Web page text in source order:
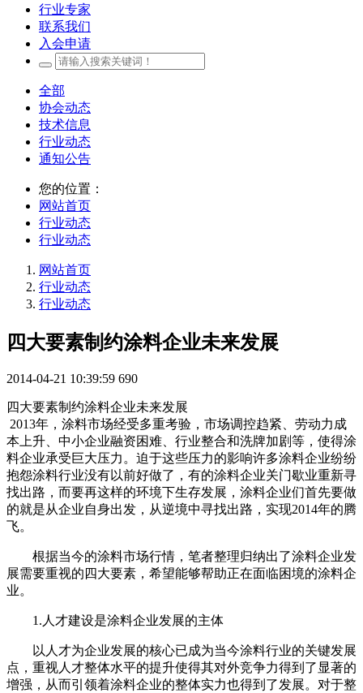
行业专家
联系我们
入会申请
全部
协会动态
技术信息
行业动态
通知公告
您的位置：
网站首页
行业动态
行业动态
网站首页
行业动态
行业动态
四大要素制约涂料企业未来发展
2014-04-21 10:39:59 690
四大要素制约涂料企业未来发展
2013年，涂料市场经受多重考验，市场调控趋紧、劳动力成
本上升、中小企业融资困难、行业整合和洗牌加剧等，使得涂
料企业承受巨大压力。迫于这些压力的影响许多涂料企业纷纷
抱怨涂料行业没有以前好做了，有的涂料企业关门歇业重新寻
找出路，而要再这样的环境下生存发展，涂料企业们首先要做
的就是从企业自身出发，从逆境中寻找出路，实现2014年的腾
飞。
根据当今的涂料市场行情，笔者整理归纳出了涂料企业发
展需要重视的四大要素，希望能够帮助正在面临困境的涂料企
业。
1.人才建设是涂料企业发展的主体
以人才为企业发展的核心已成为当今涂料行业的关键发展
点，重视人才整体水平的提升使得其对外竞争力得到了显著的
增强，从而引领着涂料企业的整体实力也得到了发展。对于整